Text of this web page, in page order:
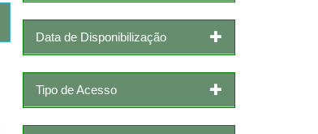
Data de Disponibilização
Tipo de Acesso